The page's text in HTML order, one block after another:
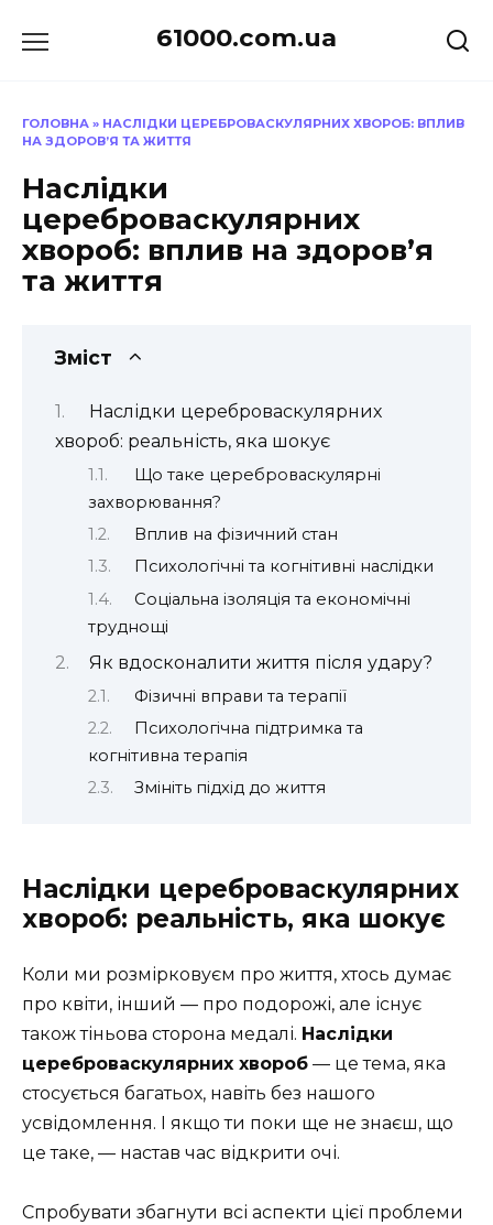
до
61000.com.ua
ГОЛОВНА » НАСЛІДКИ ЦЕРЕБРОВАСКУЛЯРНИХ ХВОРОБ: ВПЛИВ
НА ЗДОРОВ’Я ТА ЖИТТЯ
Наслідки
цереброваскулярних
хвороб: вплив на здоров’я
та життя
Зміст
Наслідки цереброваскулярних
хвороб: реальність, яка шокує
Що таке цереброваскулярні
захворювання?
Вплив на фізичний стан
Психологічні та когнітивні наслідки
Соціальна ізоляція та економічні
труднощі
Як вдосконалити життя після удару?
Фізичні вправи та терапії
Психологічна підтримка та
когнітивна терапія
Змініть підхід до життя
Наслідки цереброваскулярних
хвороб: реальність, яка шокує
Коли ми розмірковуєм про життя, хтось думає
про квіти, інший — про подорожі, але існує
також тіньова сторона медалі. Наслідки
цереброваскулярних хвороб — це тема, яка
стосується багатьох, навіть без нашого
усвідомлення. І якщо ти поки ще не знаєш, що
це таке, — настав час відкрити очі.
Спробувати збагнути всі аспекти цієї проблеми